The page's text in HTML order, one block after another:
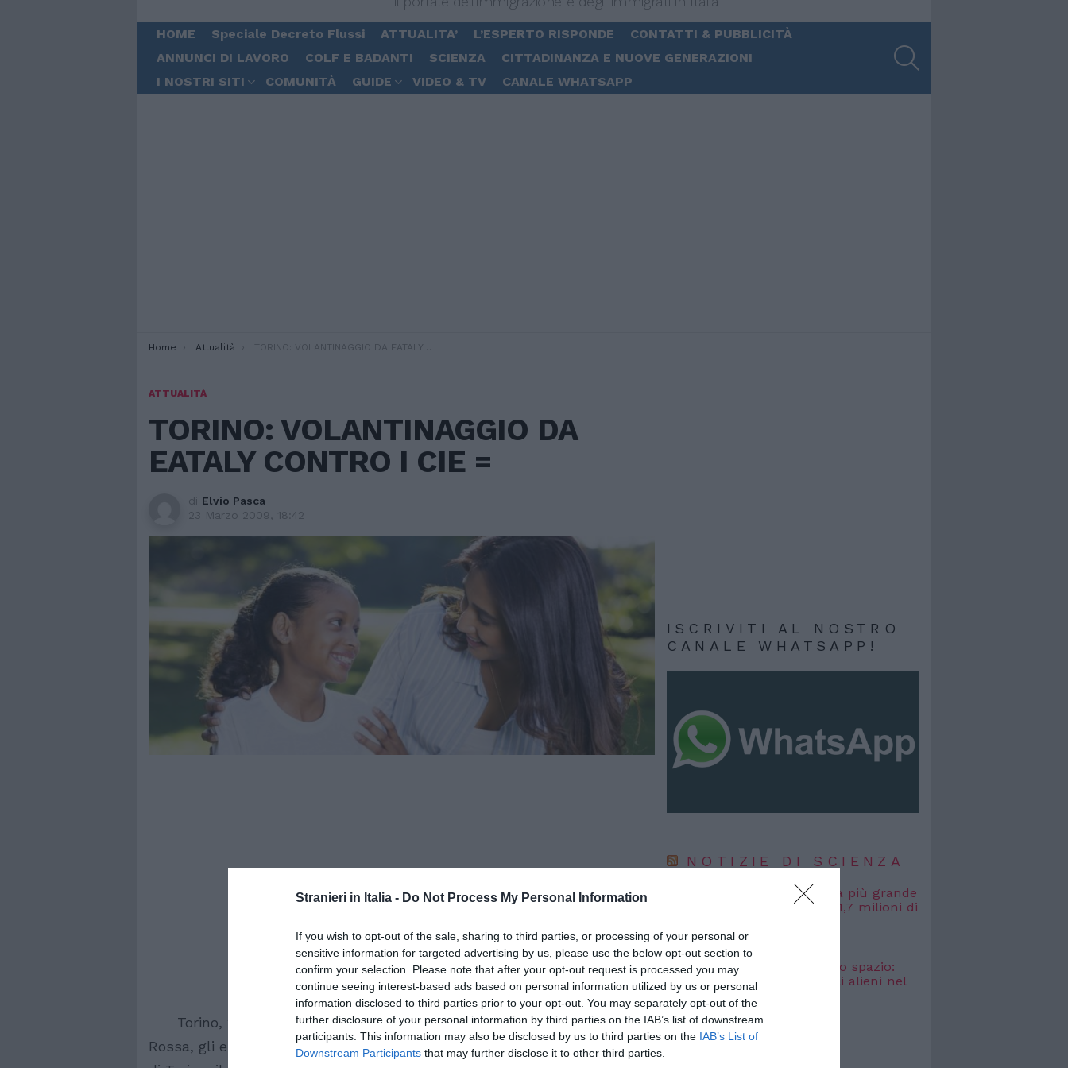
Stranieri in Italia - Do Not Process My Personal Information
If you wish to opt-out of the sale, sharing to third parties, or processing of your personal or
sensitive information for targeted advertising by us, please use the below opt-out section to
confirm your selection. Please note that after your opt-out request is processed you may
continue seeing interest-based ads based on personal information utilized by us or personal
information disclosed to third parties prior to your opt-out. You may separately opt-out of the
further disclosure of your personal information by third parties on the IAB’s list of downstream
participants. This information may also be disclosed by us to third parties on the IAB’s List of
Downstream Participants that may further disclose it to other third parties.
HOME Speciale Decreto Flussi ATTUALITA’ L’ESPERTO RISPONDE
CONTATTI & PUBBLICITÀ
ANNUNCI DI LAVORO
COLF E BADANTI SCIENZA
CITTADINANZA E NUOVE GENERAZIONI
I NOSTRI SITI
COMUNITÀ GUIDE VIDEO & TV CANALE WHATSAPP
You are here:
Home Attualità TORINO: VOLANTINAGGIO DA EATALY CONTRO I CIE =
ATTUALITÀ
TORINO: VOLANTINAGGIO DA
EATALY CONTRO I CIE =
di Elvio Pasca
23 Marzo 2009, 18:42
Torino, 23 mar. (Adnkronos) – Dopo la vernice rossa alla Croce
Rossa, gli escrementi lanciati sui tavoli del ristorante piu’ famoso
ISCRIVITI AL NOSTRO
CANALE WHATSAPP!
NOTIZIE DI SCIENZA
IC 1101, misurata la galassia più grande
conosciuta: si estende per 1,7 milioni di
6 Agosto 2026
“Fari cosmici” nascosti nello spazio:
potremmo cercare i segnali alieni nel
posto sbagliato
4 Agosto 2026